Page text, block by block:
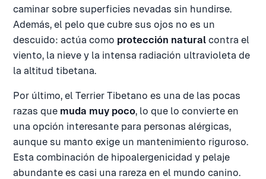
caminar sobre superficies nevadas sin hundirse.
Además, el pelo que cubre sus ojos no es un
descuido: actúa como protección natural contra el
viento, la nieve y la intensa radiación ultravioleta de
la altitud tibetana.
Por último, el Terrier Tibetano es una de las pocas
razas que muda muy poco, lo que lo convierte en
una opción interesante para personas alérgicas,
aunque su manto exige un mantenimiento riguroso.
Esta combinación de hipoalergenicidad y pelaje
abundante es casi una rareza en el mundo canino.